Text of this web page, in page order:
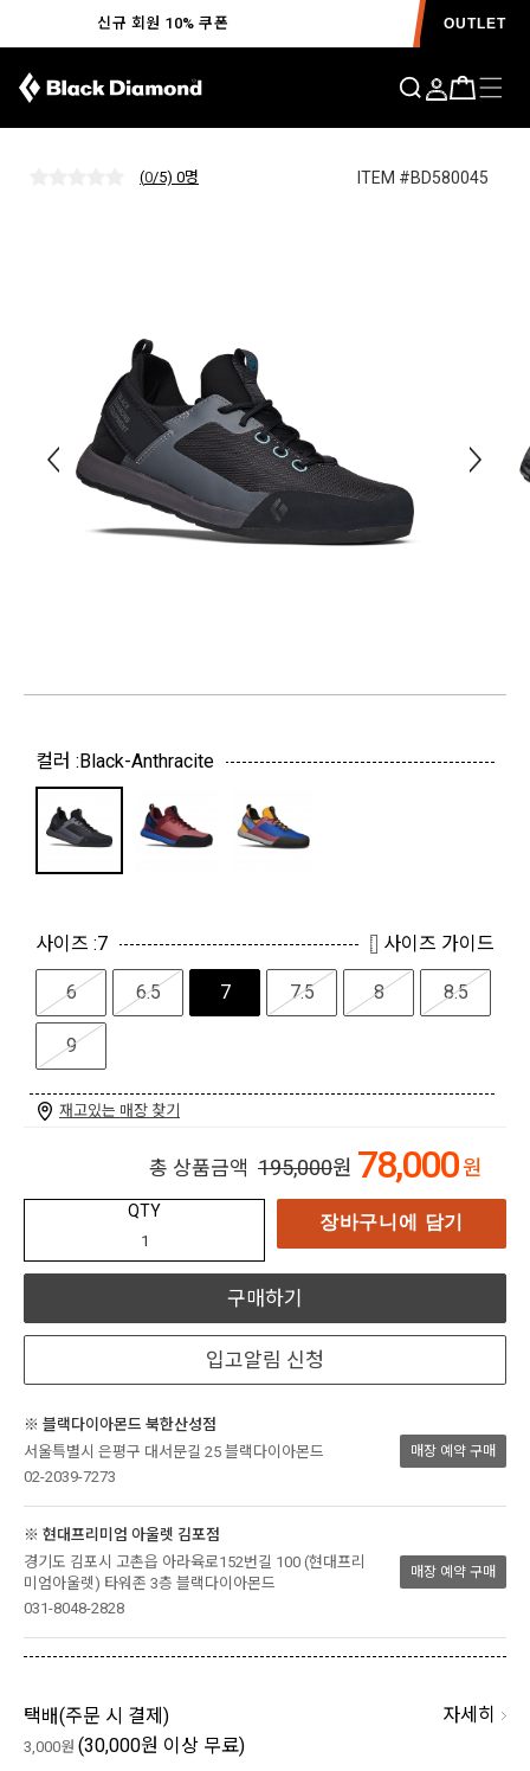
신규 회원 10% 쿠폰 OUTLET
세션 2.0 슈즈 WOMENS
(0/5) 0명 ITEM #BD580045
컬러 :Black-Anthracite
사이즈 :7 사이즈 가이드
6 6.5 7 7.5 8 8.5
9
재고있는 매장 찾기
총 상품금액 195,000원 78,000원
QTY 장바구니에 담기
구매하기
입고알림 신청
※ 블랙다이아몬드 북한산성점
서울특별시 은평구 대서문길 25 블랙다이아몬드
02-2039-7273
매장 예약 구매
※ 현대프리미엄 아울렛 김포점
경기도 김포시 고촌읍 아라육로152번길 100 (현대프리
미엄아울렛) 타워존 3층 블랙다이아몬드
031-8048-2828
매장 예약 구매
택배(주문 시 결제 ) 자세히
3,000원 (30,000원 이상 무료)